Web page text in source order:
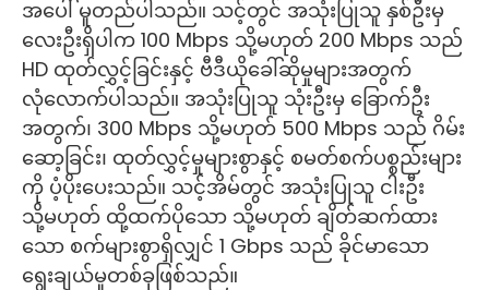
အပေါ် မူတည်ပါသည်။ သင့်တွင် အသုံးပြုသူ နှစ်ဦးမှ
လေးဦးရှိပါက 100 Mbps သို့မဟုတ် 200 Mbps သည်
HD ထုတ်လွှင့်ခြင်းနှင့် ဗီဒီယိုခေါ်ဆိုမှုများအတွက်
လုံလောက်ပါသည်။ အသုံးပြုသူ သုံးဦးမှ ခြောက်ဦး
အတွက်၊ 300 Mbps သို့မဟုတ် 500 Mbps သည် ဂိမ်း
ဆော့ခြင်း၊ ထုတ်လွှင့်မှုများစွာနှင့် စမတ်စက်ပစ္စည်းများ
ကို ပံ့ပိုးပေးသည်။ သင့်အိမ်တွင် အသုံးပြုသူ ငါးဦး
သို့မဟုတ် ထို့ထက်ပိုသော သို့မဟုတ် ချိတ်ဆက်ထား
သော စက်များစွာရှိလျှင် 1 Gbps သည် ခိုင်မာသော
ရွေးချယ်မှုတစ်ခုဖြစ်သည်။